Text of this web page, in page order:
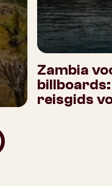
Zambia
reisgids